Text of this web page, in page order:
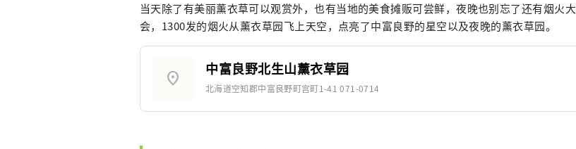
当天除了有美丽薰衣草可以观赏外，也有当地的美食摊贩可尝鲜，夜晚也别忘了还有烟火大
会，1300发的烟火从薰衣草园飞上天空，点亮了中富良野的星空以及夜晚的薰衣草园。
location_on
中富良野北生山薰衣草园
北海道空知郡中富良野町宫町1-41 071-0714